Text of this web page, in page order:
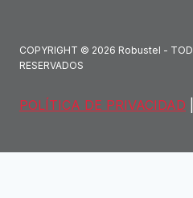
COPYRIGHT © 2026 Robustel -
RESERVADOS
POLÍTICA DE PRIVACIDAD